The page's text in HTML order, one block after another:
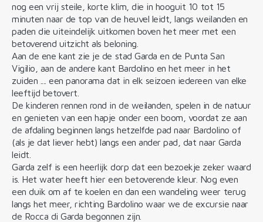
nog een vrij steile, korte klim, die in hooguit 10 tot 15
minuten naar de top van de heuvel leidt, langs weilanden en
paden die uiteindelijk uitkomen boven het meer met een
betoverend uitzicht als beloning.
Aan de ene kant zie je de stad Garda en de Punta San
Vigilio, aan de andere kant Bardolino en het meer in het
zuiden .... een panorama dat in elk seizoen iedereen van elke
leeftijd betovert.
De kinderen rennen rond in de weilanden, spelen in de natuur
en genieten van een hapje onder een boom, voordat ze aan
de afdaling beginnen langs hetzelfde pad naar Bardolino of
(als je dat liever hebt) langs een ander pad, dat naar Garda
leidt.
Garda zelf is een heerlijk dorp dat een bezoekje zeker waard
is. Het water heeft hier een betoverende kleur. Nog even
een duik om af te koelen en dan een wandeling weer terug
langs het meer, richting Bardolino waar we de excursie naar
de Rocca di Garda begonnen zijn.